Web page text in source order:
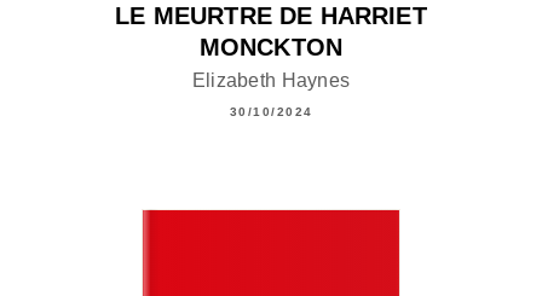
LE MEURTRE DE HARRIET
MONCKTON
Elizabeth Haynes
30/10/2024